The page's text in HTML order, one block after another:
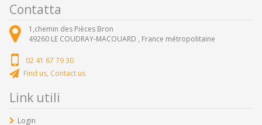
Contatta
1,chemin des Pièces Bron
49260 LE COUDRAY-MACOUARD , France métropolitaine
02 41 67 79 30
Find us, Contact us
Link utili
Login